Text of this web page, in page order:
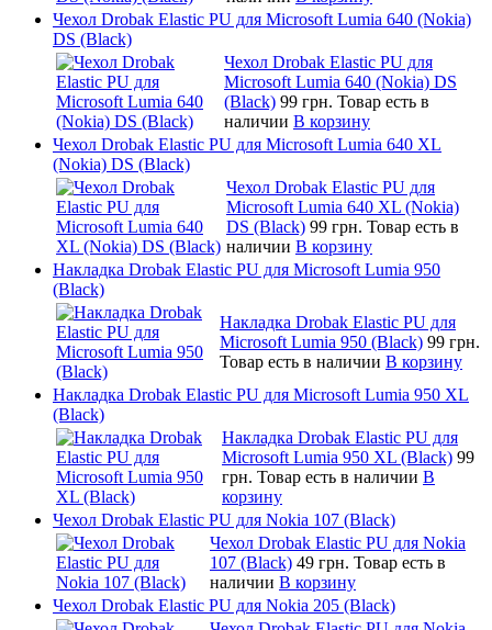
Чехол Drobak Elastic PU для Microsoft Lumia 640 (Nokia)
DS (Black)
Чехол Drobak Elastic PU для
Microsoft Lumia 640 (Nokia) DS
(Black) 99 грн. Товар есть в
наличии В корзину
Чехол Drobak Elastic PU для Microsoft Lumia 640 XL
(Nokia) DS (Black)
Чехол Drobak Elastic PU для
Microsoft Lumia 640 XL (Nokia)
DS (Black) 99 грн. Товар есть в
наличии В корзину
Накладка Drobak Elastic PU для Microsoft Lumia 950
(Black)
Накладка Drobak Elastic PU для
Microsoft Lumia 950 (Black) 99 грн.
Товар есть в наличии В корзину
Накладка Drobak Elastic PU для Microsoft Lumia 950 XL
(Black)
Накладка Drobak Elastic PU для
Microsoft Lumia 950 XL (Black) 99
грн. Товар есть в наличии В
корзину
Чехол Drobak Elastic PU для Nokia 107 (Black)
Чехол Drobak Elastic PU для Nokia
107 (Black) 49 грн. Товар есть в
наличии В корзину
Чехол Drobak Elastic PU для Nokia 205 (Black)